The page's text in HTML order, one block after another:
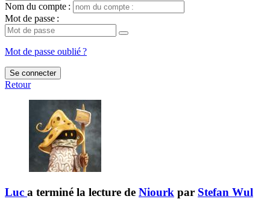
Nom du compte :
Mot de passe :
Mot de passe oublié ?
Se connecter
Retour
Luc a terminé la lecture de Niourk par Stefan Wul